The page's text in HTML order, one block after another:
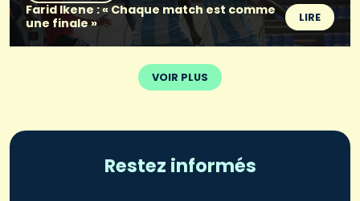
Farid Ikene : « Chaque match est comme
une finale »
LIRE
VOIR PLUS
Restez informés